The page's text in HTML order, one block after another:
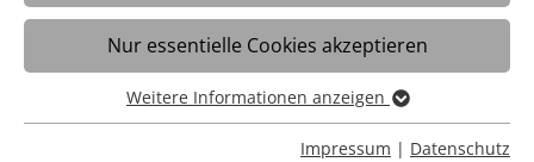
Freiwilligendienst - FSJ | BFD (m/w/d) für
Nur essentielle Cookies akzeptieren
Essentiell
Essentielle Cookies werden für grundlegende Funktionen
Weitere Informationen anzeigen
Impressum | Datenschutz